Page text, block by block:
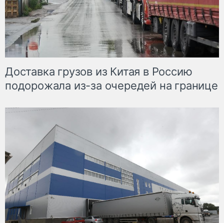
Доставка грузов из Китая в Россию
подорожала из-за очередей на границе